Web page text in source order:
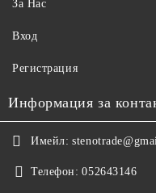
За Нас
Вход
Регистрация
Информация за
Имейл:
Телефон: 052643146